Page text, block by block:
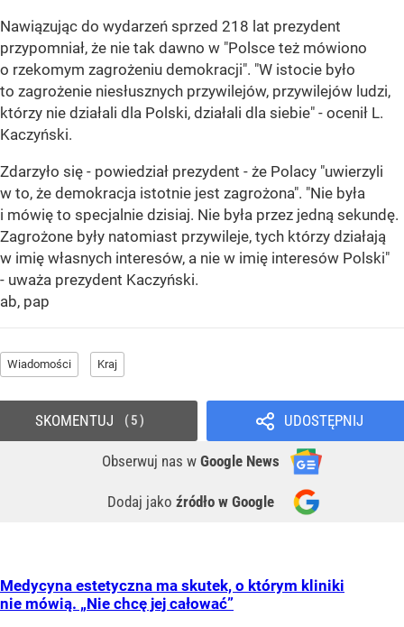
Nawiązując do wydarzeń sprzed 218 lat prezydent
przypomniał, że nie tak dawno w "Polsce też mówiono
o rzekomym zagrożeniu demokracji". "W istocie było
to zagrożenie niesłusznych przywilejów, przywilejów ludzi,
którzy nie działali dla Polski, działali dla siebie" - ocenił L.
Kaczyński.
Zdarzyło się - powiedział prezydent - że Polacy "uwierzyli
w to, że demokracja istotnie jest zagrożona". "Nie była
i mówię to specjalnie dzisiaj. Nie była przez jedną sekundę.
Zagrożone były natomiast przywileje, tych którzy działają
w imię własnych interesów, a nie w imię interesów Polski"
- uważa prezydent Kaczyński.
ab, pap
Wiadomości Kraj
UDOSTĘPNIJ
Obserwuj nas w Google News
Dodaj jako źródło w Google
SKOMENTUJ 5
Medycyna estetyczna ma skutek, o którym kliniki
nie mówią. „Nie chcę jej całować”